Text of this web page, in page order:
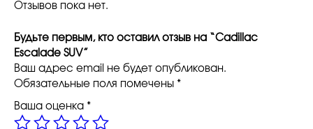
в
т
о
в
а
р
а
Отзывов пока нет.
Будьте первым, кто оставил отзыв на “Cadillac
Escalade SUV”
Ваш адрес email не будет опубликован.
Обязательные поля помечены *
Ваша оценка *